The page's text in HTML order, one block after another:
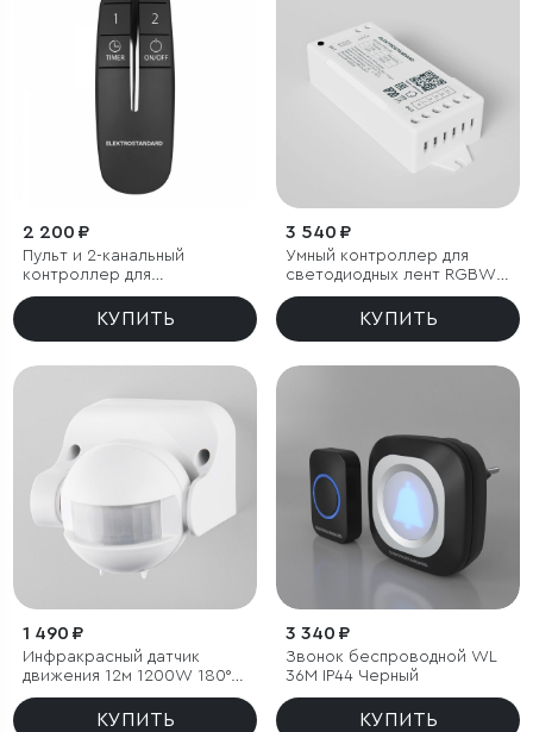
2 200 ₽
Пульт и 2-канальный
контроллер для
дистанционного управления
освещениемКУПИТЬ
3 540 ₽
Умный контроллер для
светодиодных лент RGBW
12-24 В
КУПИТЬ
1 490 ₽
Инфракрасный датчик
движения 12м 1200W 180°
IP44
КУПИТЬ
3 340 ₽
Звонок беспроводной WL
36M IP44 Черный
КУПИТЬ